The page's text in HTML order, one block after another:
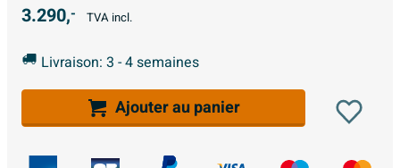
3.290,- TVA incl.
Livraison: 3 - 4 semaines
Ajouter au panier